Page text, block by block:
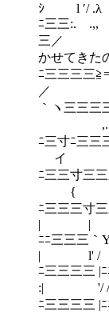
ｼ l ′/
ﾆ三三:.ゝ
三
かせてき
ﾆ三三三
／
｀ヽ三三
,.
ﾆ三寸ﾆ三
イ ｀
ﾆ三三寸
{ Ｙ
ﾆ三三三
| | |
ﾆﾆ三三
| l' /
ﾆ三三
:| '/ / ,
ﾆ三三三